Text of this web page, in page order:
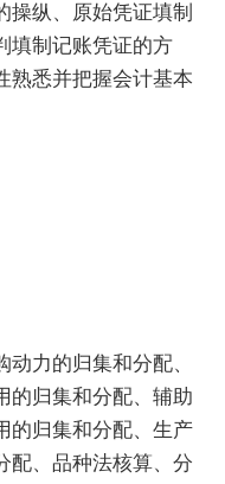
操纵、原始凭证填制
填制记账凭证的方
熟悉并把握会计基本
力的归集和分配、
的归集和分配、辅助
的归集和分配、生产
配、品种法核算、分